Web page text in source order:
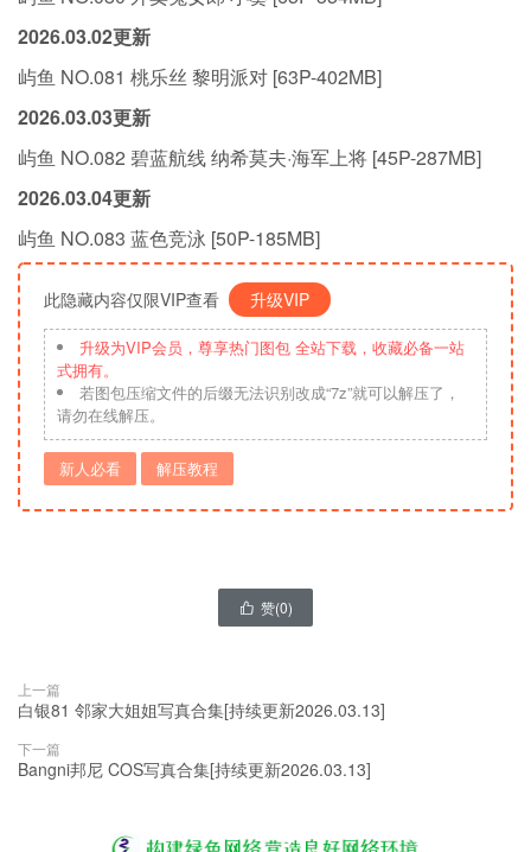
2026.03.02更新
屿鱼 NO.081 桃乐丝 黎明派对 [63P-402MB]
2026.03.03更新
屿鱼 NO.082 碧蓝航线 纳希莫夫·海军上将 [45P-287MB]
2026.03.04更新
屿鱼 NO.083 蓝色竞泳 [50P-185MB]
此隐藏内容仅限VIP查看 升级VIP
升级为VIP会员，尊享热门图包 全站下载，收藏必备一站
式拥有。
若图包压缩文件的后缀无法识别改成“7z”就可以解压了，
请勿在线解压。
新人必看 解压教程
 赞(0)
上一篇
白银81 邻家大姐姐写真合集[持续更新2026.03.13]
下一篇
Bangni邦尼 COS写真合集[持续更新2026.03.13]